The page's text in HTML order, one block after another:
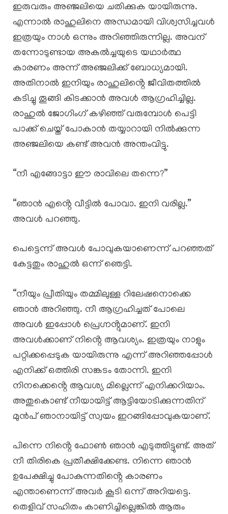
ഇരുവരും അഞ്ജലിയെ ചതിക്കുക യായിരുന്നു.
എന്നാൽ രാഹുലിനെ അന്ധമായി വിശ്വസിച്ചവൾ
ഇത്രയും നാൾ ഒന്നും അറിഞ്ഞിരുന്നില്ല. അവന്
തന്നോടുണ്ടായ അകൽച്ചയുടെ യഥാർത്ഥ
കാരണം അന്ന് അഞ്ജലിക്ക് ബോധ്യമായി.
അതിനാൽ ഇനിയും രാഹുലിൻ്റെ ജീവിതത്തിൽ
കടിച്ചു തൂങ്ങി കിടക്കാൻ അവൾ ആഗ്രഹിച്ചില്ല.
രാഹുൽ ജോഗിംഗ് കഴിഞ്ഞ് വരുമ്പോൾ പെട്ടി
പാക്ക് ചെയ്ത് പോകാൻ തയ്യാറായി നിൽക്കുന്ന
അഞ്ജലിയെ കണ്ട് അവൻ അന്തംവിട്ടു.
“നീ എങ്ങോട്ടാ ഈ രാവിലെ തന്നെ?”
“ഞാൻ എൻ്റെ വീട്ടിൽ പോവാ. ഇനി വരില്ല.”
അവൾ പറഞ്ഞു.
പെട്ടെന്ന് അവൾ പോവുകയാണെന്ന് പറഞ്ഞത്
കേട്ടതും രാഹുൽ ഒന്ന് ഞെട്ടി.
“നീയും പ്രീതിയും തമ്മിലുള്ള റിലേഷനൊക്കെ
ഞാൻ അറിഞ്ഞു. നീ ആഗ്രഹിച്ചത് പോലെ
അവൾ ഇപ്പോൾ പ്രെഗ്നൻ്റുമാണ്. ഇനി
അവൾക്കാണ് നിൻ്റെ ആവശ്യം. ഇത്രയും നാളും
പറ്റിക്കപ്പെടുക യായിരുന്നു എന്ന് അറിഞ്ഞപ്പോൾ
എനിക്ക് ഒത്തിരി സങ്കടം തോന്നി. ഇനി
നിനക്കെൻ്റെ ആവശ്യ മില്ലെന്ന് എനിക്കറിയാം.
അതുകൊണ്ട് നീയായിട്ട് ആട്ടിയോടിക്കുന്നതിന്
മുൻപ് ഞാനായിട്ട് സ്വയം ഇറങ്ങിപ്പോവുകയാണ്.
പിന്നെ നിൻ്റെ ഫോൺ ഞാൻ എടുത്തിട്ടുണ്ട്. അത്
നീ തിരികെ പ്രതീക്ഷിക്കേണ്ട. നിന്നെ ഞാൻ
ഉപേക്ഷിച്ചു പോകുന്നതിൻ്റെ കാരണം
എന്താണെന്ന് അവർ കൂടി ഒന്ന് അറിയട്ടെ.
തെളിവ് സഹിതം കാണിച്ചില്ലെങ്കിൽ ആരും